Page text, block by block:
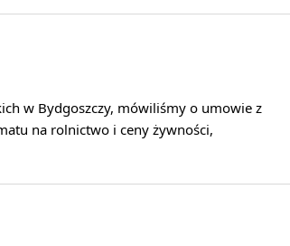
w Bydgoszczy, mówiliśmy o umowie z
na rolnictwo i ceny żywności,